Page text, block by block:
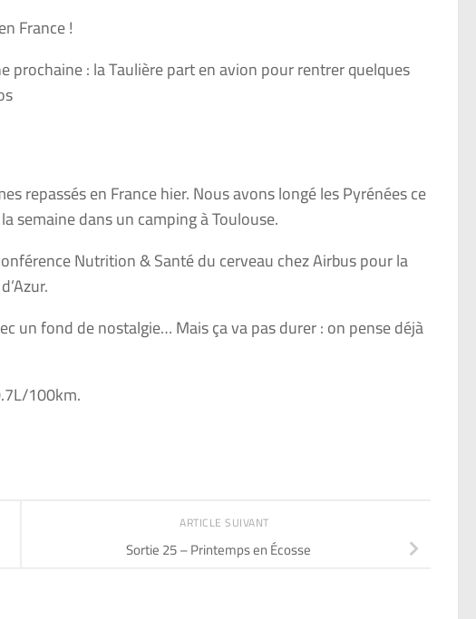
France !
prochaine : la Taulière part en avion pour rentrer quelques
repassés en France hier. Nous avons longé les Pyrénées ce
semaine dans un camping à Toulouse.
Nutrition & Santé du cerveau chez Airbus pour la
un fond de nostalgie… Mais ça va pas durer : on pense déjà
100km.
ARTICLE SUIVANT
Sortie 25 – Printemps en Écosse